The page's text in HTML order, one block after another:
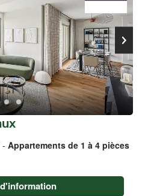
- Appartements de 1 à 4 pièces